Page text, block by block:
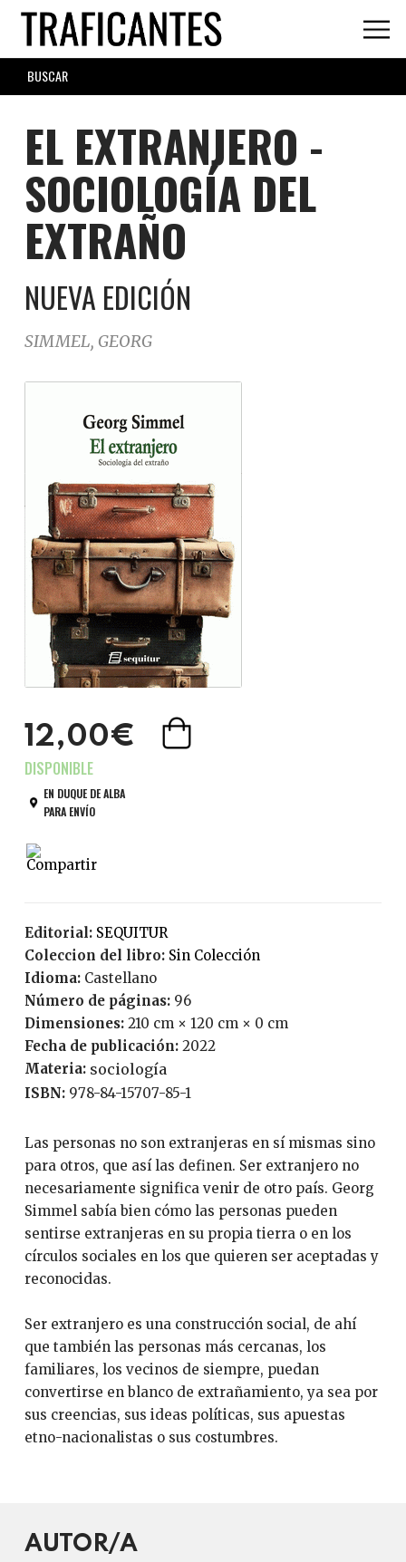
Skip
main
content
SEARCH
FORM
EL EXTRANJERO -
SOCIOLOGÍA DEL
EXTRAÑO
NUEVA EDICIÓN
SIMMEL, GEORG
12,00€
EN DUQUE DE ALBA
PARA ENVÍO
Editorial:
SEQUITUR
Coleccion del libro:
Sin Colección
Idioma:
Castellano
Número de páginas:
96
Dimensiones: 210 cm × 120 cm × 0 cm
Fecha de publicación:
2022
Materia: sociología
ISBN: 978-84-15707-85-1
Las personas no son extranjeras en sí mismas sino
para otros, que así las definen. Ser extranjero no
necesariamente significa venir de otro país. Georg
Simmel sabía bien cómo las personas pueden
sentirse extranjeras en su propia tierra o en los
círculos sociales en los que quieren ser aceptadas y
reconocidas.
Ser extranjero es una construcción social, de ahí
que también las personas más cercanas, los
familiares, los vecinos de siempre, puedan
convertirse en blanco de extrañamiento, ya sea por
sus creencias, sus ideas políticas, sus apuestas
etno-nacionalistas o sus costumbres.
AUTOR/A